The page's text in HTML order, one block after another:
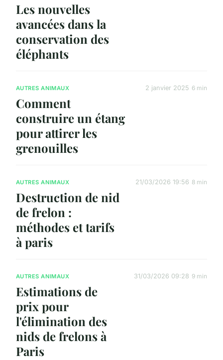
Les nouvelles
avancées dans la
conservation des
éléphants
AUTRES ANIMAUX
Comment
construire un étang
pour attirer les
grenouilles
2 janvier 2025 6 min
AUTRES ANIMAUX
Destruction de nid
de frelon :
méthodes et tarifs
à paris
21/03/2026 19:56 8 min
AUTRES ANIMAUX
Estimations de
prix pour
l'élimination des
nids de frelons à
Paris
31/03/2026 09:28 9 min